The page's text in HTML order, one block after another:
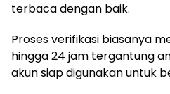
terbaca dengan baik.
Proses verifikasi biasanya
hingga 24 jam tergantung
akun siap digunakan untuk